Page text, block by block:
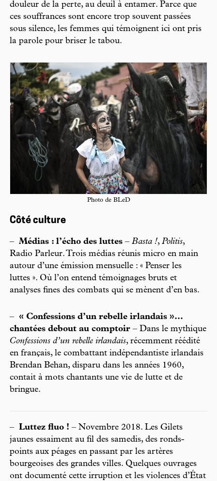
douleur de la perte, au deuil à entamer. Parce que
ces souffrances sont encore trop souvent passées
sous silence, les femmes qui témoignent ici ont pris
la parole pour briser le tabou.
Photo de BLeD
Côté culture
– Médias : l’écho des luttes – Basta !, Politis,
Radio Parleur. Trois médias réunis micro en main
autour d’une émission mensuelle : « Penser les
luttes ». Où l’on entend témoignages bruts et
analyses fines des combats qui se mènent d’en bas.
–
« Confessions d’un rebelle irlandais »...
chantées debout au comptoir – Dans le mythique
Confessions d’un rebelle irlandais, récemment réédité
en français, le combattant indépendantiste irlandais
Brendan Behan, disparu dans les années 1960,
contait à mots chantants une vie de lutte et de
bringue.
– Luttez fluo ! – Novembre 2018. Les Gilets
jaunes essaiment au fil des samedis, des ronds-
points aux péages en passant par les artères
bourgeoises des grandes villes. Quelques ouvrages
ont documenté cette irruption et les violences d’État